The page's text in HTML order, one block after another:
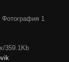
Фотография 1
359.1Kb